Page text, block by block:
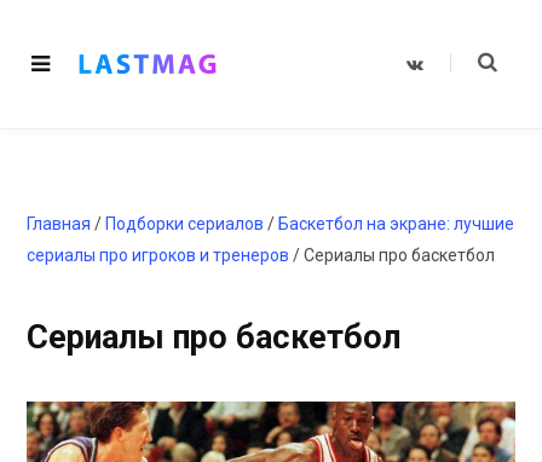
V
Главная / Подборки сериалов / Баскетбол на экране: лучшие
сериалы про игроков и тренеров /Сериалы про баскетбол
Сериалы про баскетбол